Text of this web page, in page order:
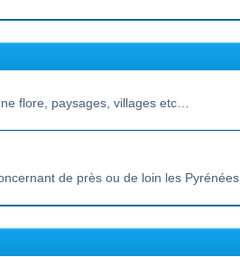
flore, paysages, villages etc…
de près ou de loin les Pyrénées